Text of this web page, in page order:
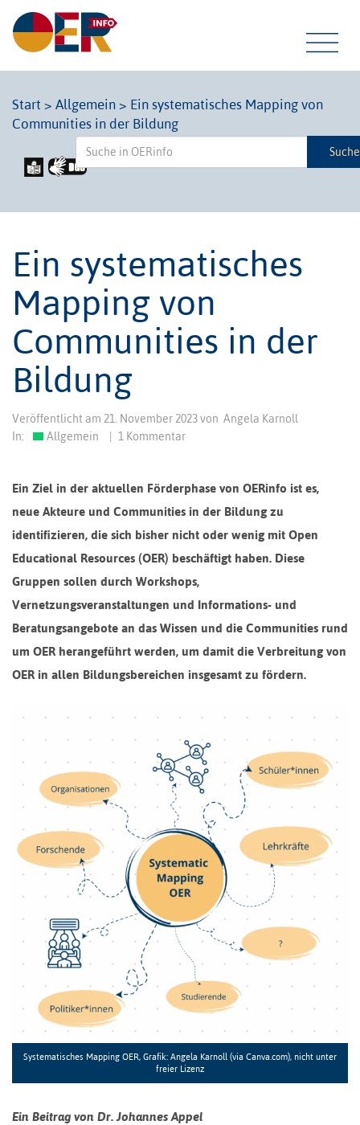
Start > Allgemein > Ein systematisches Mapping von
Communities in der Bildung
Ein systematisches
Mapping von
Communities in der
Bildung
Veröffentlicht am 21. November 2023von Angela Karnoll
In:
Allgemein 1 Kommentar
Ein Ziel in der aktuellen Förderphase von OERinfo ist es,
neue Akteure und Communities in der Bildung zu
identifizieren, die sich bisher nicht oder wenig mit Open
Educational Resources (OER) beschäftigt haben. Diese
Gruppen sollen durch Workshops,
Vernetzungsveranstaltungen und Informations- und
Beratungsangebote an das Wissen und die Communities rund
um OER herangeführt werden, um damit die Verbreitung von
OER in allen Bildungsbereichen insgesamt zu fördern.
Systematisches Mapping OER, Grafik: Angela Karnoll (via Canva.com), nicht unter
freier Lizenz
Ein Beitrag von Dr. Johannes Appel